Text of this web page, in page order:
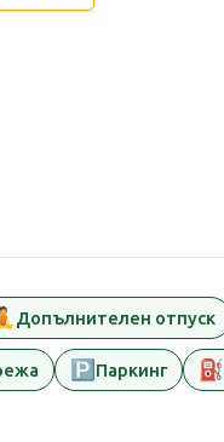
Допълнителен отпуск
🅿️ Паркинг ⛽